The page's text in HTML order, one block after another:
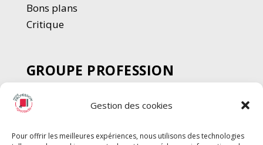
Gestion des cookies
Pour offrir les meilleures expériences, nous utilisons des technologies
Bons plans
Critique
GROUPE PROFESSION
SPECTACLE
Chèque Intermittents